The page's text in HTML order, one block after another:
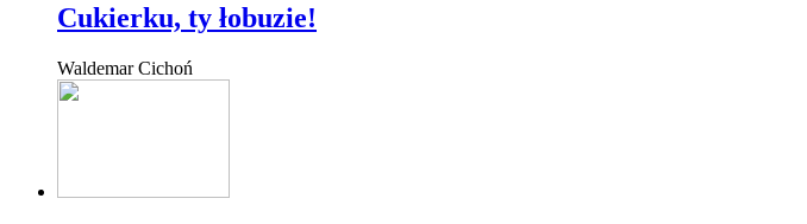
Cukierku, ty łobuzie!
Waldemar Cichoń